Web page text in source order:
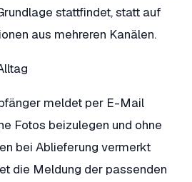
stattfindet, statt auf
aus mehreren Kanälen.
meldet per E-Mail
Fotos beizulegen und ohne
bei Ablieferung vermerkt
die Meldung der passenden